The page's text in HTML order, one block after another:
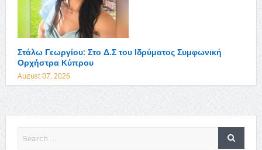
Στάλω Γεωργίου: Στο Δ.Σ του Ιδρύματος Συμφωνική
Ορχήστρα Κύπρου
August 07, 2026